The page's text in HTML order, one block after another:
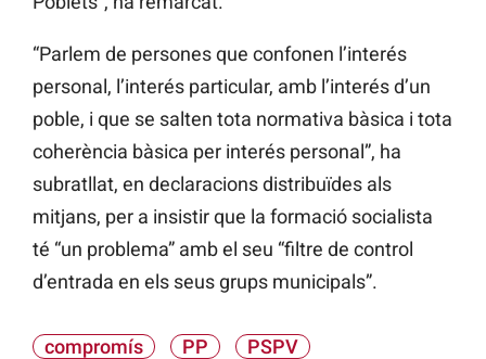
“Parlem de persones que confonen l’interés
personal, l’interés particular, amb l’interés d’un
poble, i que se salten tota normativa bàsica i tota
coherència bàsica per interés personal”, ha
subratllat, en declaracions distribuïdes als
mitjans, per a insistir que la formació socialista
té “un problema” amb el seu “filtre de control
d’entrada en els seus grups municipals”.
compromís PP PSPV